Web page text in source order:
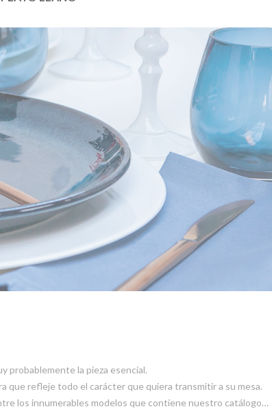
probablemente la pieza esencial.
que refleje todo el carácter que quiera transmitir a su mesa.
los innumerables modelos que contiene nuestro catálogo…